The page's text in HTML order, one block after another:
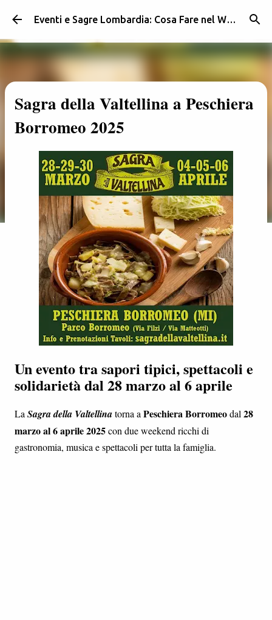
Passa ai contenuti principali Eventi e Sagre Lombardia: Cosa Fare nel Weekend | Weekendidea
Sagra della Valtellina a Peschiera
Borromeo 2025
Un evento tra sapori tipici, spettacoli e
solidarietà dal 28 marzo al 6 aprile
La Sagra della Valtellinatorna a Peschiera Borromeodal 28
marzo al 6 aprile 2025con due weekend ricchi di
gastronomia, musica e spettacoli per tutta la famiglia.